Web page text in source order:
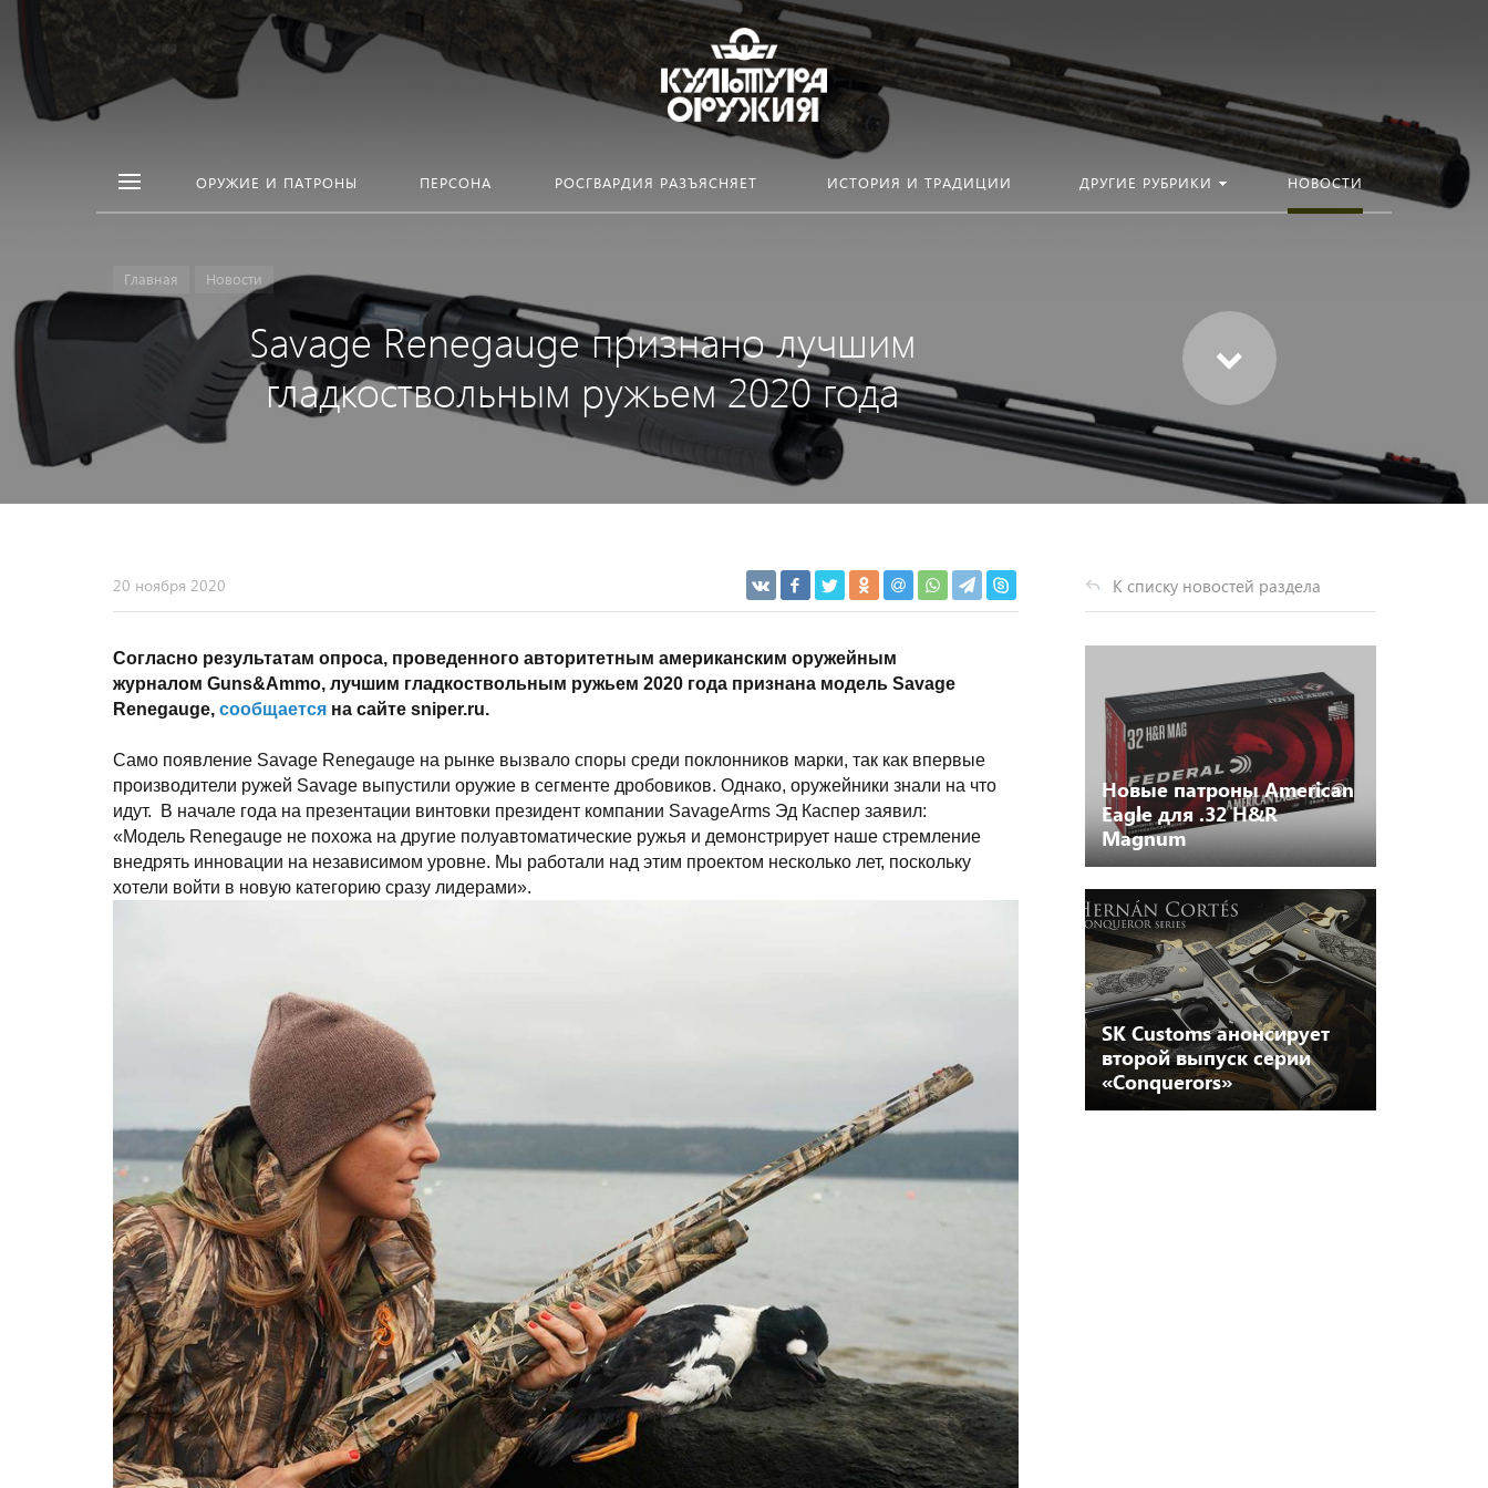
ОРУЖИЕ И ПАТРОНЫ ПЕРСОНА РОСГВАРДИЯ РАЗЪЯСНЯЕТ ИСТОРИЯ И ТРАДИЦИИ ДРУГИЕ РУБРИКИ НОВОСТИ
Главная Новости
Savage Renegauge признано лучшим
гладкоствольным ружьем 2020 года
К списку новостей раздела
Новые патроны American
Eagle для .32 H&R
Magnum
SK Customs анонсирует
второй выпуск серии
«Conquerors»
20 ноября 2020
Согласно результатам опроса, проведенного авторитетным американским оружейным
журналом Guns&Ammo, лучшим гладкоствольным ружьем 2020 года признана модель Savage
Renegauge, сообщается на сайте sniper.ru.
Само появление Savage Renegauge на рынке вызвало споры среди поклонников марки, так как впервые
производители ружей Savage выпустили оружие в сегменте дробовиков. Однако, оружейники знали на что
идут. В начале года на презентации винтовки президент компании SavageArms Эд Каспер заявил:
«Модель Renegauge не похожа на другие полуавтоматические ружья и демонстрирует наше стремление
внедрять инновации на независимом уровне. Мы работали над этим проектом несколько лет, поскольку
хотели войти в новую категорию сразу лидерами».